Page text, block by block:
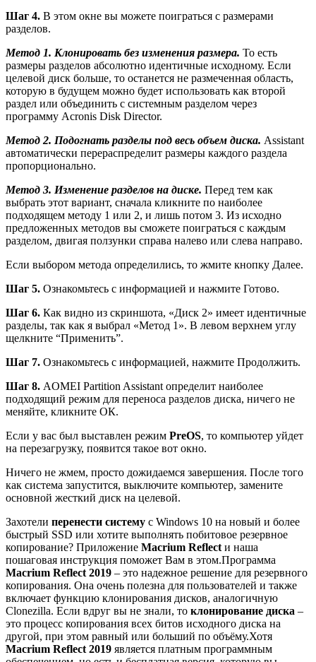
Шаг 4. В этом окне вы можете поиграться с размерами
разделов.
Метод 1. Клонировать без изменения размера. То есть
размеры разделов абсолютно идентичные исходному. Если
целевой диск больше, то останется не размеченная область,
которую в будущем можно будет использовать как второй
раздел или объединить с системным разделом через
программу Acronis Disk Director.
Метод 2. Подогнать разделы под весь объем диска. Assistant
автоматически перераспределит размеры каждого раздела
пропорционально.
Метод 3. Изменение разделов на диске. Перед тем как
выбрать этот вариант, сначала кликните по наиболее
подходящем методу 1 или 2, и лишь потом 3. Из исходно
предложенных методов вы сможете поиграться с каждым
разделом, двигая ползунки справа налево или слева направо.
Если выбором метода определились, то жмите кнопку Далее.
Шаг 5. Ознакомьтесь с информацией и нажмите Готово.
Шаг 6. Как видно из скриншота, «Диск 2» имеет идентичные
разделы, так как я выбрал «Метод 1». В левом верхнем углу
щелкните “Применить”.
Шаг 7. Ознакомьтесь с информацией, нажмите Продолжить.
Шаг 8. AOMEI Partition Assistant определит наиболее
подходящий режим для переноса разделов диска, ничего не
меняйте, кликните ОК.
Если у вас был выставлен режим PreOS, то компьютер уйдет
на перезагрузку, появится такое вот окно.
Ничего не жмем, просто дожидаемся завершения. После того
как система запустится, выключите компьютер, замените
основной жесткий диск на целевой.
Захотели перенести систему с Windows 10 на новый и более
быстрый SSD или хотите выполнять побитовое резервное
копирование? Приложение Macrium Reflectи наша
пошаговая инструкция поможет Вам в этом.Программа
Macrium Reflect 2019 – это надежное решение для резервного
копирования. Она очень полезна для пользователей и также
включает функцию клонирования дисков, аналогичную
Clonezilla. Если вдруг вы не знали, то клонирование диска –
это процесс копирования всех битов исходного диска на
другой, при этом равный или больший по объёму.Хотя
Macrium Reflect 2019 является платным программным